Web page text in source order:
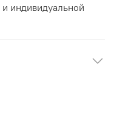
индивидуальной